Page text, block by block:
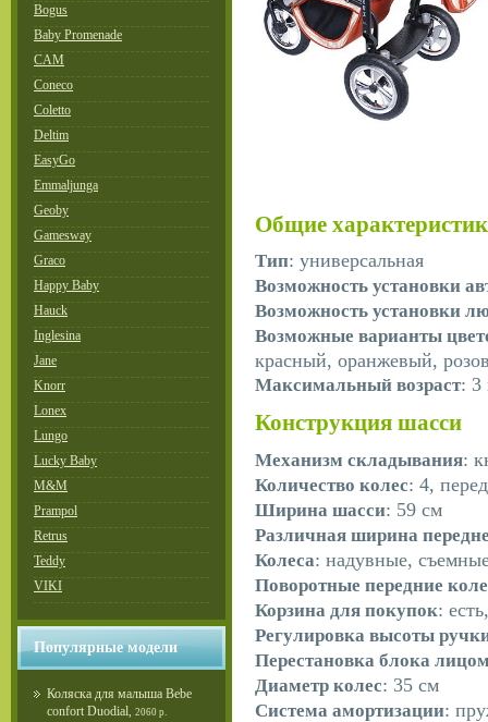
Bogus
Baby Promenade
CAM
Coneco
Coletto
Deltim
EasyGo
Emmaljunga
Geoby
Gamesway
Graco
Happy Baby
Hauck
Inglesina
Jane
Knorr
Lonex
Lungo
Lucky Baby
M&M
Prampol
Retrus
Teddy
VIKI
Популярные модели
Коляска для малыша Bebe
confort Duodial 2060 р.
Общие
Тип: универсальная
Возможность установки
Возможность установки
Возможные варианты
красный, оранжевый,
Максимальный возраст: 3
Конструкция шасси
Механизм складывания:
Количество колес: 4,
Ширина шасси: 59 см
Различная ширина
Колеса: надувные,
Поворотные передние
Корзина для покупок:
Регулировка высоты
Перестановка блока
Диаметр колес: 35 см
Система амортизации: